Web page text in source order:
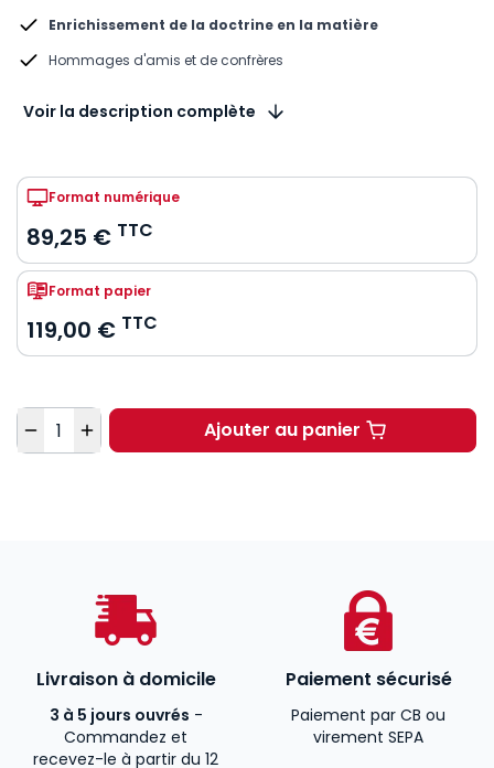
Enrichissement de la doctrine en la matière
Hommages d'amis et de confrères
Voir la description complète
Format numérique
89,25 € TTC
Format papier
119,00 € TTC
Quantité Ajouter au panier
Mélanges en
Livraison à domicile
3 à 5 jours ouvrés -
Commandez et
recevez-le à partir du 12
Paiement sécurisé
Paiement par CB ou
virement SEPA